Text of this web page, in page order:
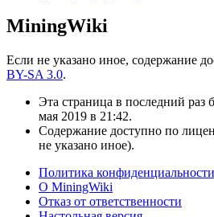
MiningWiki
Если не указано иное, содержание
BY-SA 3.0.
Эта страница в последний раз
мая 2019 в 21:42.
Содержание доступно по
не указано иное).
Политика конфиденциальности
О MiningWiki
Отказ от ответственности